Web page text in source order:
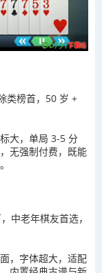
类榜首，50 岁 +
大，单局 3-5 分
无强制付费，既能
中老年棋友首选，
，字体超大，适配